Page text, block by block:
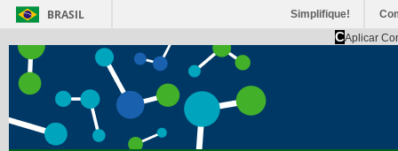
BRASIL Simplifique!
CAplicar